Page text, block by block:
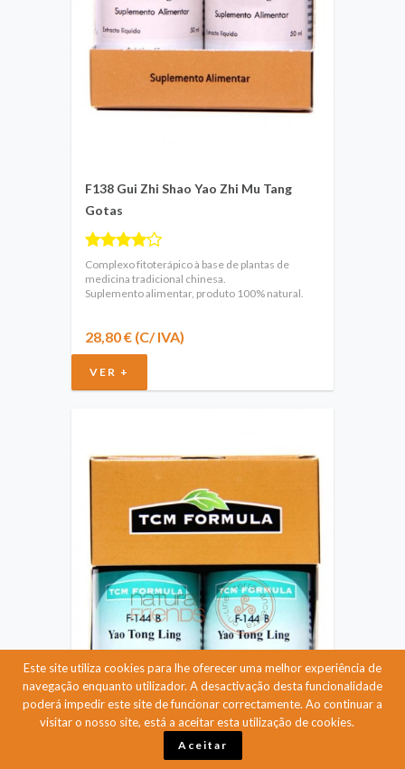
Este site utiliza cookies para lhe oferecer uma melhor experiência de
navegação enquanto utilizador. A desactivação desta funcionalidade
poderá impedir este site de funcionar correctamente. Ao continuar a
visitar o nosso site, está a aceitar esta utilização de cookies.
Aceitar
F138 Gui Zhi Shao Yao Zhi Mu Tang
Gotas
Complexo fitoterápico à base de plantas de
medicina tradicional chinesa.
Suplemento alimentar, produto 100% natural.
28,80 € (C/ IVA)
VER +